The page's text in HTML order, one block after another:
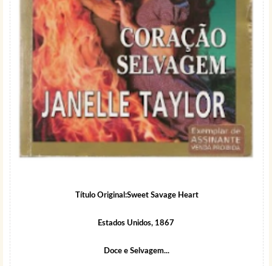
Título Original:Sweet Savage Heart
Estados Unidos, 1867
Doce e Selvagem...